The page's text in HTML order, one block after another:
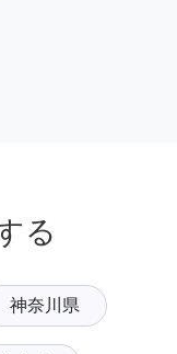
る
神奈川県